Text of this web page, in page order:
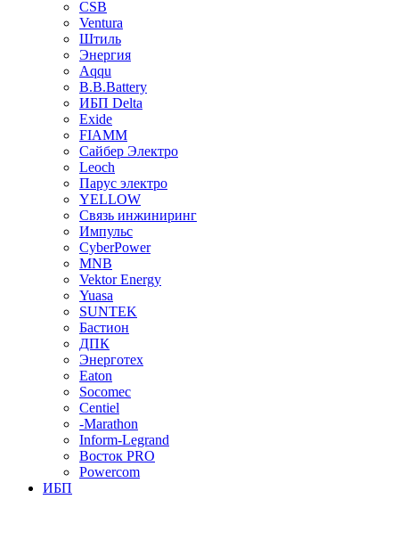
CSB
Ventura
Штиль
Энергия
Aqqu
B.B.Bаttery
ИБП Delta
Exide
FIAMM
Сайбер Электро
Leoch
Парус электро
YELLOW
Связь инжиниринг
Импульс
CyberPower
MNB
Vektor Energy
Yuasa
SUNTEK
Бастион
ДПК
Энерготех
Eaton
Socomec
Centiel
-Marathon
Inform-Legrand
Восток PRO
Powercom
ИБП